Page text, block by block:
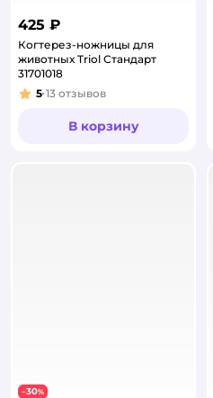
425 ₽
Когтерез-ножницы для
животных Triol Стандарт
31701018
Рейтинг:
5 13 отзывов
В корзину
−30%